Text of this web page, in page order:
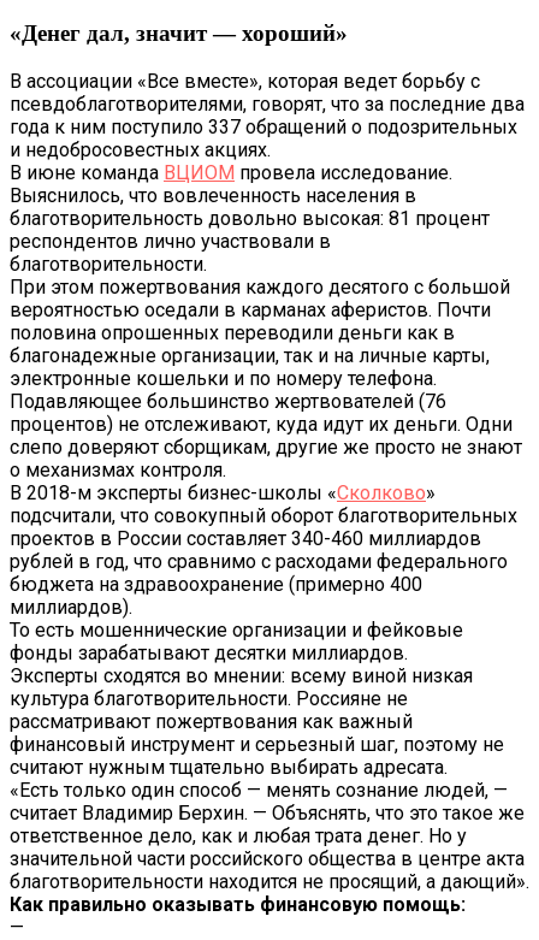
«Денег дал, значит — хороший»
В ассоциации «Все вместе», которая ведет борьбу с
псевдоблаготворителями, говорят, что за последние два
года к ним поступило 337 обращений о подозрительных
и недобросовестных акциях.
В июне команда ВЦИОМ провела исследование.
Выяснилось, что вовлеченность населения в
благотворительность довольно высокая: 81 процент
респондентов лично участвовали в
благотворительности.
При этом пожертвования каждого десятого с большой
вероятностью оседали в карманах аферистов. Почти
половина опрошенных переводили деньги как в
благонадежные организации, так и на личные карты,
электронные кошельки и по номеру телефона.
Подавляющее большинство жертвователей (76
процентов) не отслеживают, куда идут их деньги. Одни
слепо доверяют сборщикам, другие же просто не знают
о механизмах контроля.
В 2018-м эксперты бизнес-школы «Сколково»
подсчитали, что совокупный оборот благотворительных
проектов в Рос­сии составляет 340-460 миллиардов
рублей в год, что сравнимо с расходами федерального
бюджета на здравоохранение (примерно 400
миллиардов).
То есть мошеннические организации и фейковые
фонды зарабатывают десятки миллиардов.
Эксперты сходятся во мнении: всему виной низкая
культура благотворительности. Россияне не
рассматривают пожертвования как важный
финансовый инструмент и серьезный шаг, поэтому не
считают нужным тщательно выбирать адресата.
«Есть только один способ — менять сознание людей, —
считает Владимир Берхин. — Объяснять, что это такое же
ответственное дело, как и любая трата денег. Но у
значительной части российского общества в центре акта
благотворительности находится не просящий, а дающий».
Как правильно оказывать финансовую помощь:
—